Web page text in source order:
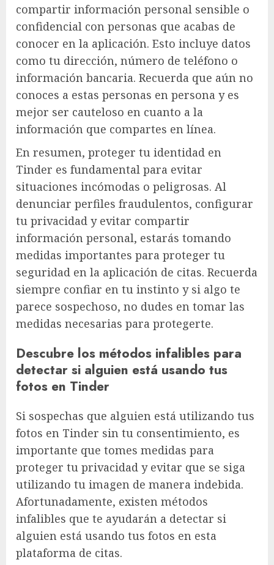
compartir información personal sensible o
confidencial con personas que acabas de
conocer en la aplicación. Esto incluye datos
como tu dirección, número de teléfono o
información bancaria. Recuerda que aún no
conoces a estas personas en persona y es
mejor ser cauteloso en cuanto a la
información que compartes en línea.
En resumen, proteger tu identidad en
Tinder es fundamental para evitar
situaciones incómodas o peligrosas. Al
denunciar perfiles fraudulentos, configurar
tu privacidad y evitar compartir
información personal, estarás tomando
medidas importantes para proteger tu
seguridad en la aplicación de citas. Recuerda
siempre confiar en tu instinto y si algo te
parece sospechoso, no dudes en tomar las
medidas necesarias para protegerte.
Descubre los métodos infalibles para
detectar si alguien está usando tus
fotos en Tinder
Si sospechas que alguien está utilizando tus
fotos en Tinder sin tu consentimiento, es
importante que tomes medidas para
proteger tu privacidad y evitar que se siga
utilizando tu imagen de manera indebida.
Afortunadamente, existen métodos
infalibles que te ayudarán a detectar si
alguien está usando tus fotos en esta
plataforma de citas.